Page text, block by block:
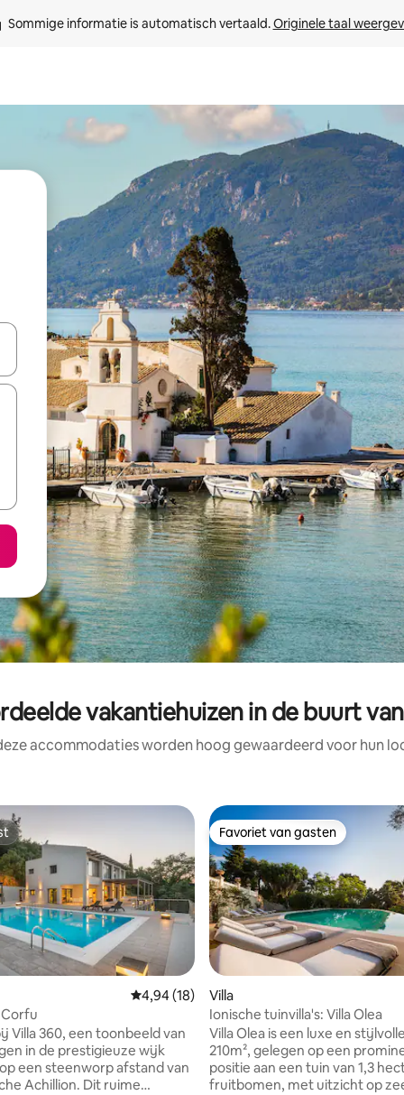
Sommige informatie is automatisch vertaald. Originele taal
keuze met je de pijltjestoetsen omhoog en omlaag, óf door te
vakantiehuizen in de buurt
accommodaties worden hoog gewaardeerd voor hun
van 4,94 op 5, 70 recensiesGemiddelde beoordeling van 4,94 op 5, 18
4,94 (18)
Villa 360, een toonbeeld van
in de prestigieuze wijk
een steenworp afstand van
Achillion. Dit ruime
Favoriet van gasten
Favoriet van gasten
Villa
Ionische tuinvilla's: Villa Olea
Villa Olea is een luxe en
210m², gelegen op een
positie aan een tuin van 1,3
fruitbomen, met uitzicht op